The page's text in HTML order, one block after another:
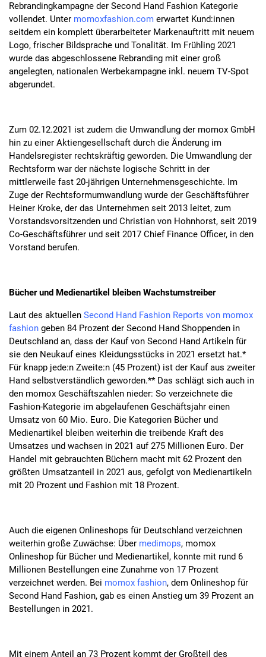
Rebrandingkampagne der Second Hand Fashion Kategorie
vollendet. Unter momoxfashion.com erwartet Kund:innen
seitdem ein komplett überarbeiteter Markenauftritt mit neuem
Logo, frischer Bildsprache und Tonalität. Im Frühling 2021
wurde das abgeschlossene Rebranding mit einer groß
angelegten, nationalen Werbekampagne inkl. neuem TV-Spot
abgerundet.
Zum 02.12.2021 ist zudem die Umwandlung der momox GmbH
hin zu einer Aktiengesellschaft durch die Änderung im
Handelsregister rechtskräftig geworden. Die Umwandlung der
Rechtsform war der nächste logische Schritt in der
mittlerweile fast 20-jährigen Unternehmensgeschichte. Im
Zuge der Rechtsformumwandlung wurde der Geschäftsführer
Heiner Kroke, der das Unternehmen seit 2013 leitet, zum
Vorstandsvorsitzenden und Christian von Hohnhorst, seit 2019
Co-Geschäftsführer und seit 2017 Chief Finance Officer, in den
Vorstand berufen.
Bücher und Medienartikel bleiben Wachstumstreiber
Laut des aktuellen Second Hand Fashion Reports von momox
fashion geben 84 Prozent der Second Hand Shoppenden in
Deutschland an, dass der Kauf von Second Hand Artikeln für
sie den Neukauf eines Kleidungsstücks in 2021 ersetzt hat.*
Für knapp jede:n Zweite:n (45 Prozent) ist der Kauf aus zweiter
Hand selbstverständlich geworden.** Das schlägt sich auch in
den momox Geschäftszahlen nieder: So verzeichnete die
Fashion-Kategorie im abgelaufenen Geschäftsjahr einen
Umsatz von 60 Mio. Euro. Die Kategorien Bücher und
Medienartikel bleiben weiterhin die treibende Kraft des
Umsatzes und wachsen in 2021 auf 275 Millionen Euro. Der
Handel mit gebrauchten Büchern macht mit 62 Prozent den
größten Umsatzanteil in 2021 aus, gefolgt von Medienartikeln
mit 20 Prozent und Fashion mit 18 Prozent.
Auch die eigenen Onlineshops für Deutschland verzeichnen
weiterhin große Zuwächse: Über medimops, momox
Onlineshop für Bücher und Medienartikel, konnte mit rund 6
Millionen Bestellungen eine Zunahme von 17 Prozent
verzeichnet werden. Bei momox fashion, dem Onlineshop für
Second Hand Fashion, gab es einen Anstieg um 39 Prozent an
Bestellungen in 2021.
Mit einem Anteil an 73 Prozent kommt der Großteil des